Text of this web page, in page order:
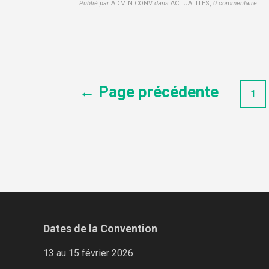
Publié par ADMIN CONV dans ACTUALITÉS, 0 commentaire
Navigation
← Page précédente 1
Dates de la Convention
13 au 15 février 2026